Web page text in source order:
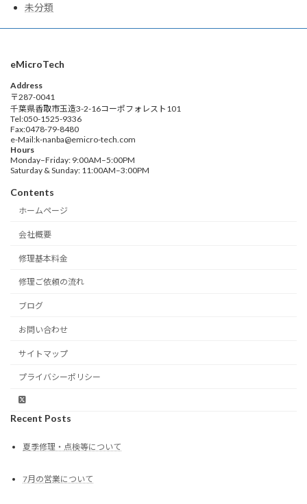
未分類
eMicroTech
Address
〒287-0041
千葉県香取市玉造3-2-16コーポフォレスト101
Tel:050-1525-9336
Fax:0478-79-8480
e-Mail:k-nanba@emicro-tech.com
Hours
Monday–Friday: 9:00AM–5:00PM
Saturday & Sunday: 11:00AM–3:00PM
Contents
ホームページ
会社概要
修理基本料金
修理ご依頼の流れ
ブログ
お問い合わせ
サイトマップ
プライバシーポリシー
Recent Posts
夏季修理・点検等について
7月の営業について